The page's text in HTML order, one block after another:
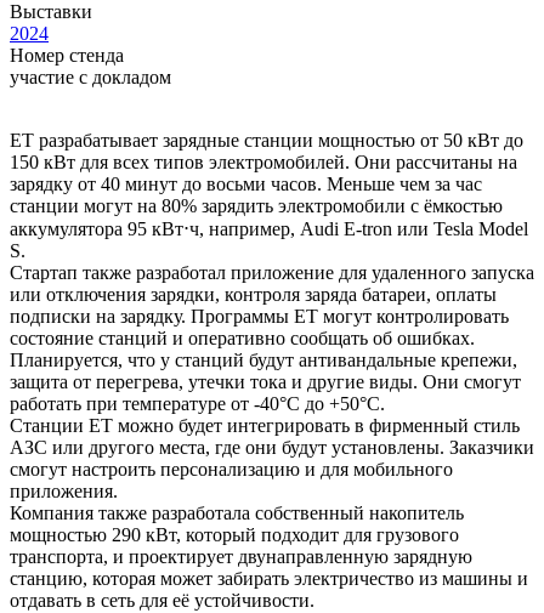
Выставки
2024
Номер стенда
участие с докладом
ET разрабатывает зарядные станции мощностью от 50 кВт до
150 кВт для всех типов электромобилей. Они рассчитаны на
зарядку от 40 минут до восьми часов. Меньше чем за час
станции могут на 80% зарядить электромобили с ёмкостью
аккумулятора 95 кВт⋅ч, например, Audi E-tron или Tesla Model
S.
Стартап также разработал приложение для удаленного запуска
или отключения зарядки, контроля заряда батареи, оплаты
подписки на зарядку. Программы ET могут контролировать
состояние станций и оперативно сообщать об ошибках.
Планируется, что у станций будут антивандальные крепежи,
защита от перегрева, утечки тока и другие виды. Они смогут
работать при температуре от -40°С до +50°С.
Станции ET можно будет интегрировать в фирменный стиль
АЗС или другого места, где они будут установлены. Заказчики
смогут настроить персонализацию и для мобильного
приложения.
Компания также разработала собственный накопитель
мощностью 290 кВт, который подходит для грузового
транспорта, и проектирует двунаправленную зарядную
станцию, которая может забирать электричество из машины и
отдавать в сеть для её устойчивости.